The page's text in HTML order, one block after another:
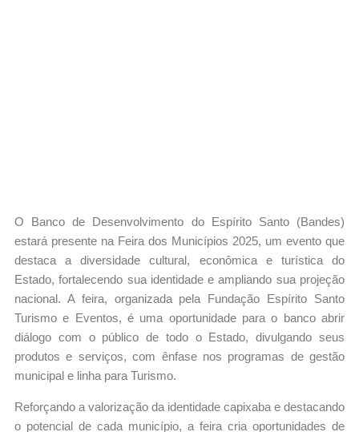
O Banco de Desenvolvimento do Espírito Santo (Bandes)
estará presente na Feira dos Municípios 2025, um evento que
destaca a diversidade cultural, econômica e turística do
Estado, fortalecendo sua identidade e ampliando sua projeção
nacional. A feira, organizada pela Fundação Espírito Santo
Turismo e Eventos, é uma oportunidade para o banco abrir
diálogo com o público de todo o Estado, divulgando seus
produtos e serviços, com ênfase nos programas de gestão
municipal e linha para Turismo.
Reforçando a valorização da identidade capixaba e destacando
o potencial de cada município, a feira cria oportunidades de